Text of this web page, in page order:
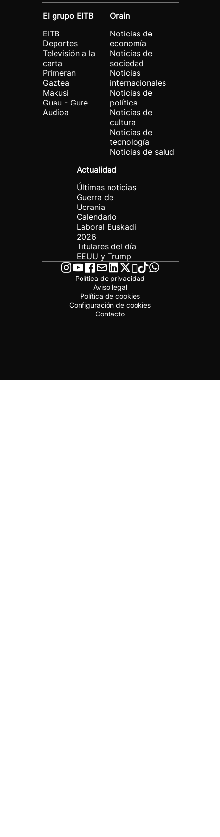
El grupo EITB
EITB
Deportes
Televisión a la
carta
Primeran
Gaztea
Makusi
Guau - Gure
Audioa
Orain
Noticias de
economía
Noticias de
sociedad
Noticias
internacionales
Noticias de
política
Noticias de
cultura
Noticias de
tecnología
Noticias de salud
Actualidad
Últimas noticias
Guerra de
Ucrania
Calendario
Laboral Euskadi
2026
Titulares del día
EEUU y Trump
Política de privacidad
Aviso legal
Política de cookies
Configuración de cookies
Contacto